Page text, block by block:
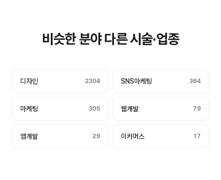
비슷한 분야 다른 시술·업종
디자인 2304 SNS마케팅 364
마케팅 305 웹개발 79
앱개발 29 이커머스 17